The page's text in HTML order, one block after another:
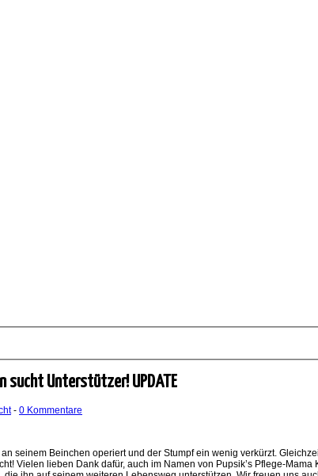
sucht Unterstützer! UPDATE
- 0 Kommentare
seinem Beinchen operiert und der Stumpf ein wenig verkürzt.
Vielen lieben Dank dafür, auch im Namen von Pupsik’s Pflege-Mama